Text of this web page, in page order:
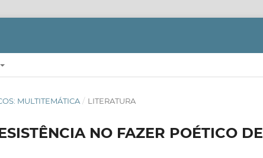
MULTITEMÁTICA / LITERATURA
NO FAZER POÉTICO DE